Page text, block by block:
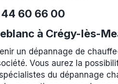
60 66 00
à Crégy-lès-
un dépannage de
Vous aurez la
du dépannage